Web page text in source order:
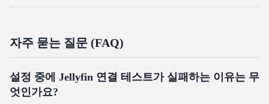
자주 묻는 질문 (FAQ)
설정 중에 Jellyfin 연결 테스트가 실패하는 이유는 무
엇인가요?